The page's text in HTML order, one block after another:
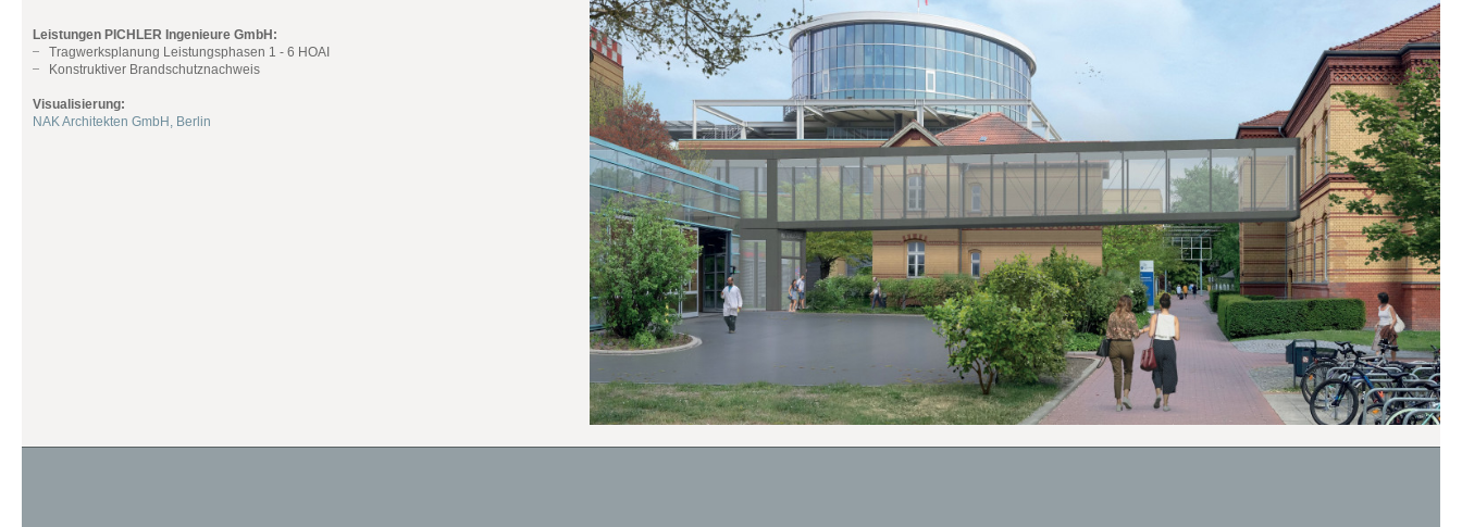
Leistungen PICHLER Ingenieure GmbH:
Tragwerksplanung Leistungsphasen 1 - 6 HOAI
Konstruktiver Brandschutznachweis
Visualisierung:
NAK Architekten GmbH, Berlin